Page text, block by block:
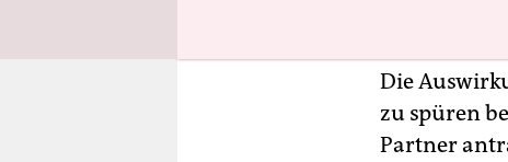
Die
zu spüren
Partner